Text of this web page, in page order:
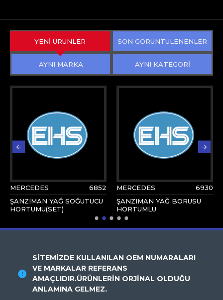
YENİ ÜRÜNLER SON GÖRÜNTÜLENENLER
AYNI MARKA AYNI KATEGORİ
MERCEDES
6852
ŞANZIMAN YAĞ SOĞUTUCU
HORTUMU(SET)
MERCEDES
6930
ŞANZIMAN YAĞ BORUSU
HORTUMLU
SİTEMİZDE KULLANILAN OEM NUMARALARI
VE MARKALAR REFERANS
AMAÇLIDIR.ÜRÜNLERİN ORJİNAL OLDUĞU
ANLAMINA GELMEZ.